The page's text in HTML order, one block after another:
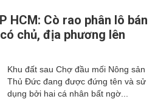
HCM: Cò rao phân lô bán
chủ, địa phương lên
Khu đất sau Chợ đầu mối Nông sản
Thủ Đức đang được đứng tên và sử
dụng bởi hai cá nhân bất ngờ...